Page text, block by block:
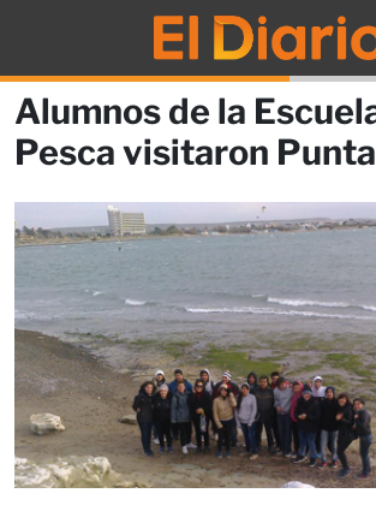
Alumnos de la
Pesca visitaron